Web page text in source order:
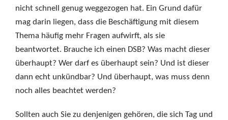
nicht schnell genug weggezogen hat. Ein Grund dafür
mag darin liegen, dass die Beschäftigung mit diesem
Thema häufig mehr Fragen aufwirft, als sie
beantwortet. Brauche ich einen DSB? Was macht dieser
überhaupt? Wer darf es überhaupt sein? Und ist dieser
dann echt unkündbar? Und überhaupt, was muss denn
noch alles beachtet werden?
Sollten auch Sie zu denjenigen gehören, die sich Tag und